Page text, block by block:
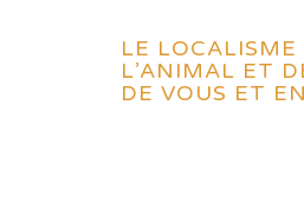
LE LOCALISME
L’ANIMAL ET
DE VOUS ET